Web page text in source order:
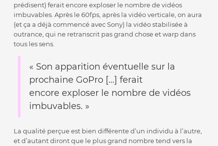
prédisent) ferait encore exploser le nombre de vidéos
imbuvables. Après le 60fps, après la vidéo verticale, on aura
(et ça a déjà commencé avec Sony) la vidéo stabilisée à
outrance, qui ne retranscrit pas grand chose et warp dans
tous les sens.
« Son apparition éventuelle sur la
prochaine GoPro […] ferait
encore exploser le nombre de vidéos
imbuvables. »
La qualité perçue est bien différente d’un individu à l’autre,
et d’autant diront que le plus grand nombre tend vers la